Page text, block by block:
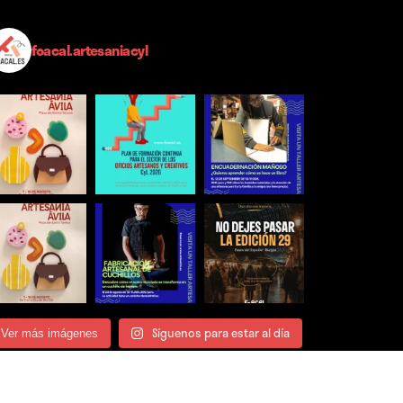
foacal.artesaniacyl
Ver más imágenes Síguenos para estar al día